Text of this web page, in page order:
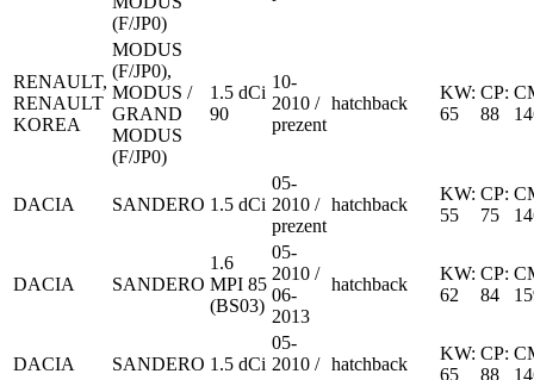
(F/JP0)
RENAULT,
RENAULT
KOREA
MODUS
(F/JP0),
MODUS /
GRAND
MODUS
(F/JP0)
1.5 dCi
90
10-
2010 /
prezent
hatchback
KW:
65
CP:
88
DACIA SANDERO 1.5 dCi
05-
2010 /
prezent
hatchback
KW:
55
CP:
75
DACIA SANDERO
1.6
MPI 85
(BS03)
05-
2010 /
06-
2013
hatchback
KW:
62
CP:
84
DACIA SANDERO 1.5 dCi
05-
2010 / hatchback
KW:
65
CP:
88